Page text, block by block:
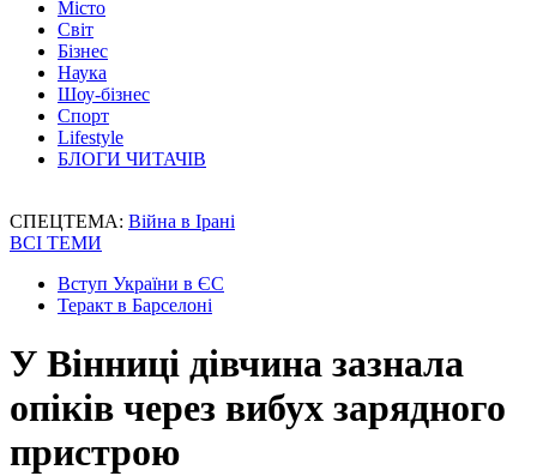
Місто
Світ
Бізнес
Наука
Шоу-бізнес
Спорт
Lifestyle
БЛОГИ ЧИТАЧІВ
СПЕЦТЕМА: Війна в Ірані
ВСІ ТЕМИ
Вступ України в ЄС
Теракт в Барселоні
У Вінниці дівчина зазнала
опіків через вибух зарядного
пристрою